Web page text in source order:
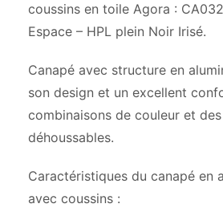
coussins en toile Agora :
Espace – HPL plein Noir Irisé.
Canapé avec structure en
son design et un excellent
combinaisons de couleur et
déhoussables.
Caractéristiques du canapé en
avec coussins :